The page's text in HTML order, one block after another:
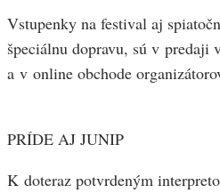
Vstupenky na festival aj
špeciálnu dopravu, sú v predaji
a v online obchode
PRÍDE AJ JUNIP
K doteraz potvrdeným